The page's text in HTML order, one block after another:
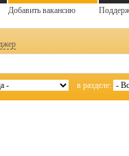
Добавить вакансию
в разделе: